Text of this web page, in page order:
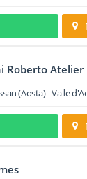
Roberto
(Aosta) -Valle